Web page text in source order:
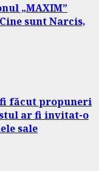
„MAXIM”
sunt Narcis,
fi făcut propuneri
ar fi invitat-o
sale